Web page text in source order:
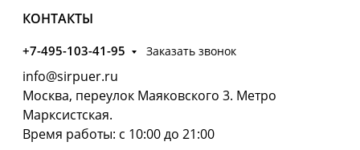
КОНТАКТЫ
+7-495-103-41-95 Заказать звонок
info@sirpuer.ru
Москва, переулок Маяковского 3. Метро
Марксистская.
Время работы: с 10:00 до 21:00